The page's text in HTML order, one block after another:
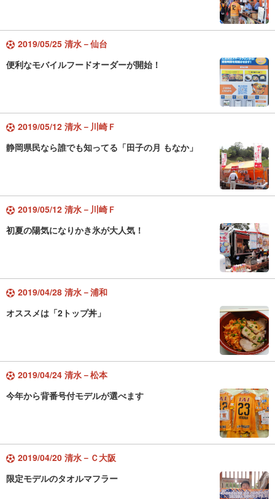
2019/05/25 清水－仙台
便利なモバイルフードオーダーが開始！
2019/05/12 清水－川崎Ｆ
静岡県民なら誰でも知ってる「田子の月 もなか」
2019/05/12 清水－川崎Ｆ
初夏の陽気になりかき氷が大人気！
2019/04/28 清水－浦和
オススメは「2トップ丼」
2019/04/24 清水－松本
今年から背番号付モデルが選べます
2019/04/20 清水－Ｃ大阪
限定モデルのタオルマフラー